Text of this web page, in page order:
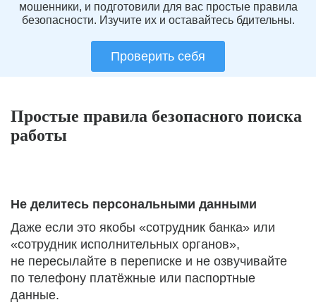
мошенники, и подготовили для вас простые правила
безопасности. Изучите их и оставайтесь бдительны.
Проверить себя
Простые правила безопасного поиска
работы
Не делитесь персональными данными
Даже если это якобы «сотрудник банка» или
«сотрудник исполнительных органов»,
не пересылайте в переписке и не озвучивайте
по телефону платёжные или паспортные
данные.